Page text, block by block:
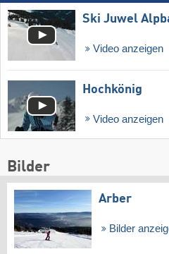
Ski Juwel
Video anzeigen
Hochkönig
Video anzeigen
Bilder
Arber
Bilder